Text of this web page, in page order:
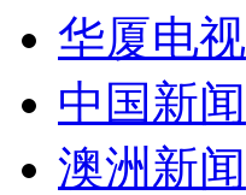
华厦电视
中国新闻
澳洲新闻